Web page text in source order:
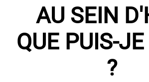
AU SEIN
QUE PUIS-
?